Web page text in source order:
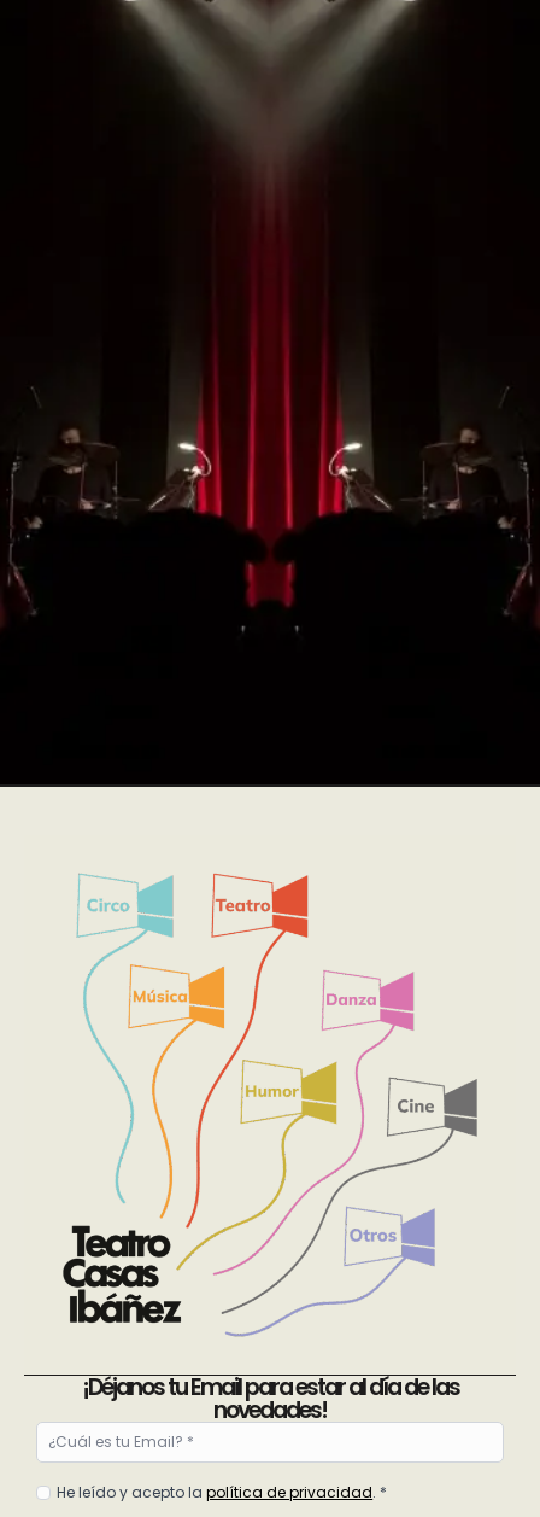
No te pierdas ningún
espectáculo de la
temporada
¡HAZTE CON TU ABONO!
¡Déjanos tu Email para estar al día de las
novedades!
Email
Política
He leído y acepto lapolítica de privacidad. *
Este sitio web utiliza cookies para mejorar su experiencia de
navegación y asegurar el correcto funcionamiento del sitio. Al